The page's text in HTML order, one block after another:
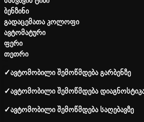
ბენზინი
გადაცემათა კოლოფი
ავტომატური
ფერი
თეთრი
✓ავტომობილი შემოწმდება გარბენზე
✓ავტომობილი შემოწმდება
✓ავტომობილი შემოწმდება საღებავზე